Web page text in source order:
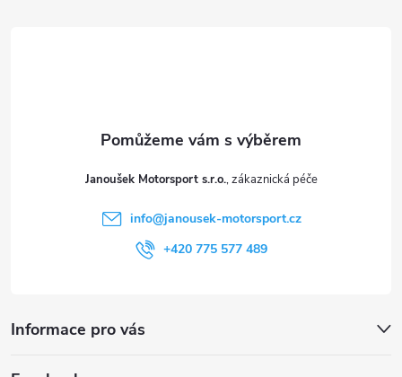
Janoušek Motorsport s.r.o.
info@janousek-motorsport.cz
+420 775 577 489
Informace pro vás